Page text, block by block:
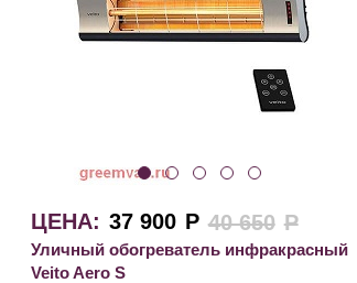
ЦЕНА: 37 900 Р 40 650 Р
Уличный обогреватель инфракрасный
Veito Aero S